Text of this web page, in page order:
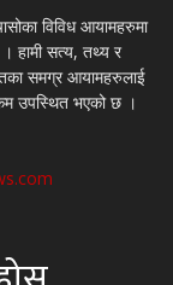
विविध आयामहरुमा
। हामी सत्य, तथ्य र
समग्र आयामहरुलाई
उपस्थित भएको छ ।